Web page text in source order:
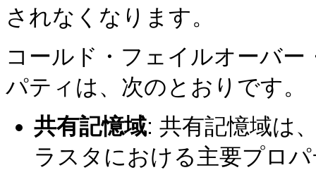
されなくなります。
コールド・フェイルオーバ
パティは、次のとおりです。
共有記憶域: 共有記憶域は
ラスタにおける主要プロ